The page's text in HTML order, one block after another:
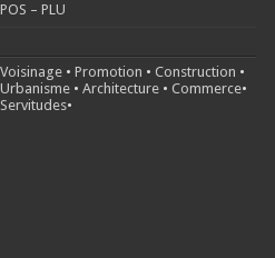
POS – PLU
Voisinage• Promotion • Construction •
Urbanisme• Architecture• Commerce•
Servitudes•